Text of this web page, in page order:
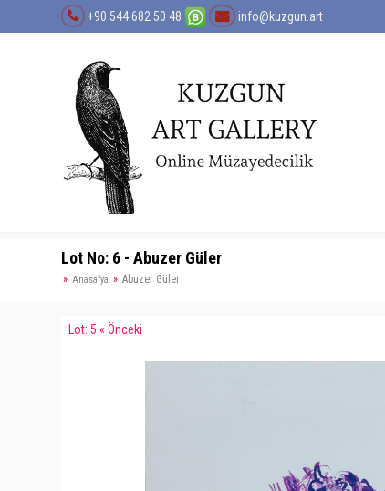
+90 544 682 50 48 info@kuzgun.art
Lot No: 6 - Abuzer Güler
Anasafya Abuzer Güler
Lot: 5 « Önceki